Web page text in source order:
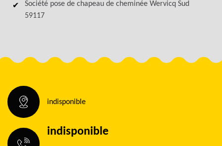
Société pose de chapeau de cheminée Wervicq Sud
59117
indisponible
indisponible